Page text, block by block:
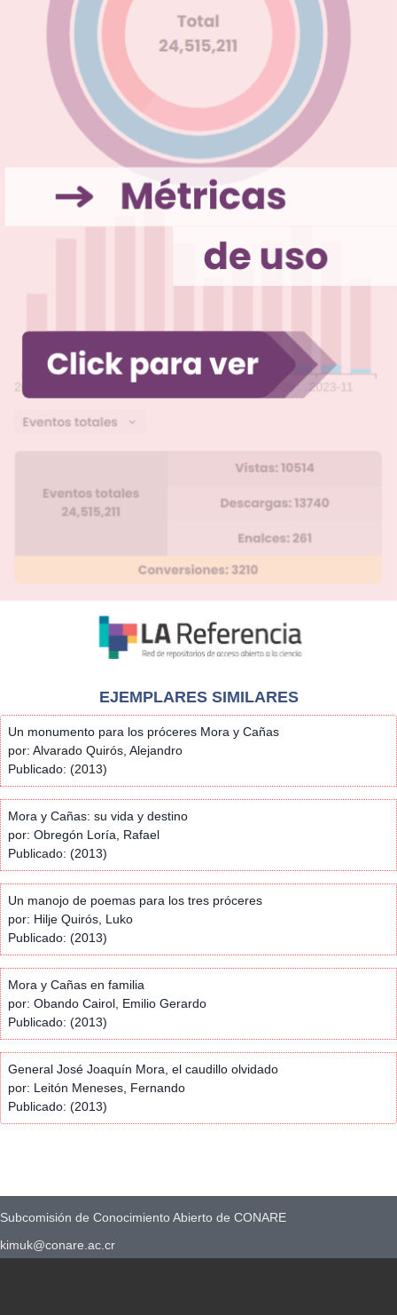
EJEMPLARES SIMILARES
Un monumento para los próceres Mora y Cañas
por: Alvarado Quirós, Alejandro
Publicado: (2013)
Mora y Cañas: su vida y destino
por: Obregón Loría, Rafael
Publicado: (2013)
Un manojo de poemas para los tres próceres
por: Hilje Quirós, Luko
Publicado: (2013)
Mora y Cañas en familia
por: Obando Cairol, Emilio Gerardo
Publicado: (2013)
General José Joaquín Mora, el caudillo olvidado
por: Leitón Meneses, Fernando
Publicado: (2013)
Subcomisión de Conocimiento Abierto de CONARE
kimuk@conare.ac.cr